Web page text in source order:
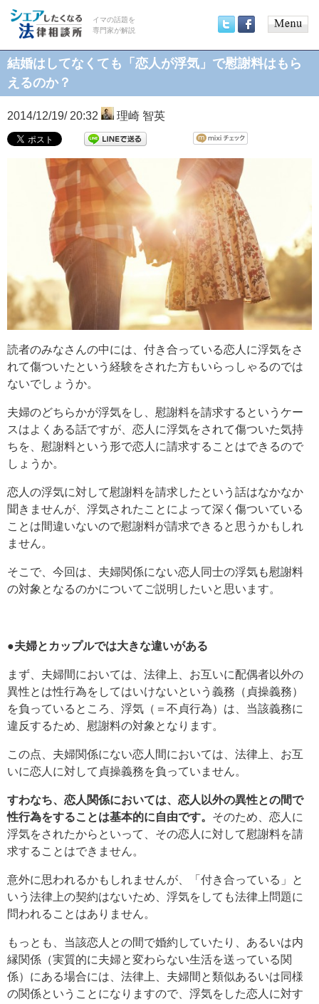
イマの話題を
専門家が解説
menu
結婚はしてなくても「恋人が浮気」で慰謝料はもら
えるのか？
2014/12/19/ 20:32 理崎 智英
読者のみなさんの中には、付き合っている恋人に浮気をさ
れて傷ついたという経験をされた方もいらっしゃるのでは
ないでしょうか。
夫婦のどちらかが浮気をし、慰謝料を請求するというケー
スはよくある話ですが、恋人に浮気をされて傷ついた気持
ちを、慰謝料という形で恋人に請求することはできるので
しょうか。
恋人の浮気に対して慰謝料を請求したという話はなかなか
聞きませんが、浮気されたことによって深く傷ついている
ことは間違いないので慰謝料が請求できると思うかもしれ
ません。
そこで、今回は、夫婦関係にない恋人同士の浮気も慰謝料
の対象となるのかについてご説明したいと思います。
●夫婦とカップルでは大きな違いがある
まず、夫婦間においては、法律上、お互いに配偶者以外の
異性とは性行為をしてはいけないという義務（貞操義務）
を負っているところ、浮気（＝不貞行為）は、当該義務に
違反するため、慰謝料の対象となります。
この点、夫婦関係にない恋人間においては、法律上、お互
いに恋人に対して貞操義務を負っていません。
すわなち、恋人関係においては、恋人以外の異性との間で
性行為をすることは基本的に自由です。 そのため、恋人に
浮気をされたからといって、その恋人に対して慰謝料を請
求することはできません。
意外に思われるかもしれませんが、「付き合っている」と
いう法律上の契約はないため、浮気をしても法律上問題に
問われることはありません。
もっとも、当該恋人との間で婚約していたり、あるいは内
縁関係（実質的に夫婦と変わらない生活を送っている関
係）にある場合には、法律上、夫婦間と類似あるいは同様
の関係ということになりますので、浮気をした恋人に対す